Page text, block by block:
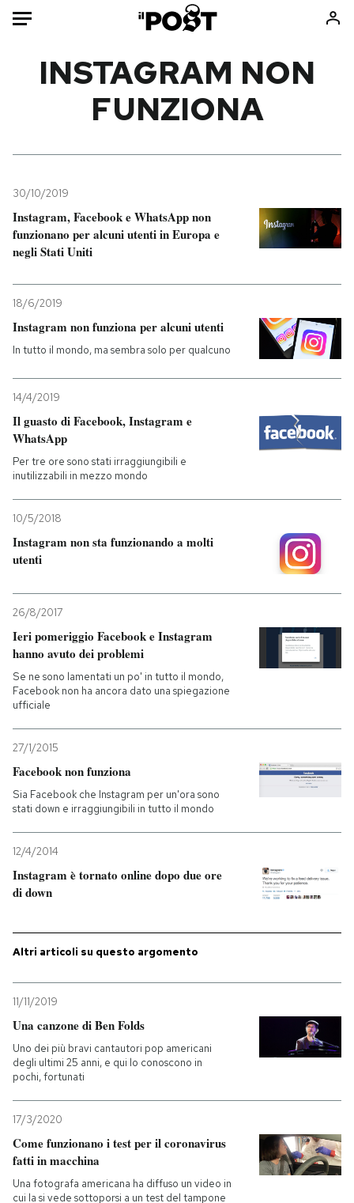
Mondo
Tecnologia
Internet
Scienza
Libri
Ok Boomer!
Mondiali calcio 2026
NEWSLETTER
SHOP
CALENDARIO
AREA PERSONALE
Entra
INSTAGRAM NON
FUNZIONA
30/10/2019
Instagram, Facebook e WhatsApp non
funzionano per alcuni utenti in Europa e
negli Stati Uniti
18/6/2019
Instagram non funziona per alcuni utenti
In tutto il mondo, ma sembra solo per qualcuno
14/4/2019
Il guasto di Facebook, Instagram e
WhatsApp
Per tre ore sono stati irraggiungibili e
inutilizzabili in mezzo mondo
10/5/2018
Instagram non sta funzionando a molti
utenti
26/8/2017
Ieri pomeriggio Facebook e Instagram
hanno avuto dei problemi
Se ne sono lamentati un po' in tutto il mondo,
Facebook non ha ancora dato una spiegazione
ufficiale
27/1/2015
Facebook non funziona
Sia Facebook che Instagram per un'ora sono
stati down e irraggiungibili in tutto il mondo
12/4/2014
Instagram è tornato online dopo due ore
di down
Altri articoli su questo argomento
11/11/2019
Una canzone di Ben Folds
Uno dei più bravi cantautori pop americani
degli ultimi 25 anni, e qui lo conoscono in
pochi, fortunati
17/3/2020
Come funzionano i test per il coronavirus
fatti in macchina
Una fotografa americana ha diffuso un video in
cui la si vede sottoporsi a un test del tampone